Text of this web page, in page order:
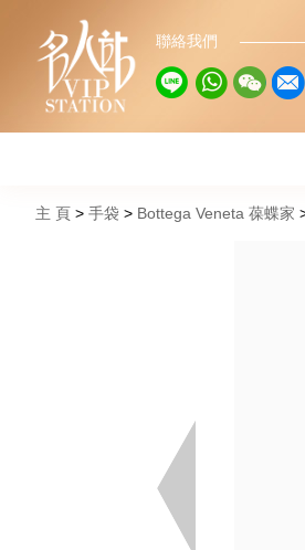
聯絡我們
主 頁 手袋 Bottega Veneta 葆蝶家